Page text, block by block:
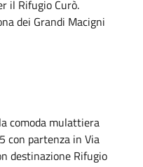
il Rifugio Curò.
dei Grandi Macigni
comoda mulattiera
con partenza in Via
destinazione Rifugio